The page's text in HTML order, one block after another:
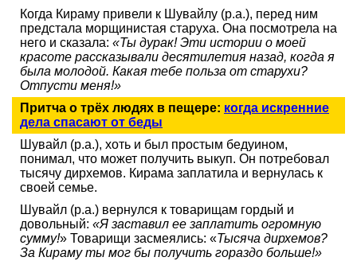
Когда Кираму привели к Шувайлу (р.а.), перед ним
предстала морщинистая старуха. Она посмотрела на
него и сказала: «Ты дурак! Эти истории о моей
красоте рассказывали десятилетия назад, когда я
была молодой. Какая тебе польза от старухи?
Отпусти меня!»
Притча о трёх людях в пещере: когда искренние
дела спасают от беды
Шувайл (р.а.), хоть и был простым бедуином,
понимал, что может получить выкуп. Он потребовал
тысячу дирхемов. Кирама заплатила и вернулась к
своей семье.
Шувайл (р.а.) вернулся к товарищам гордый и
довольный: «Я заставил ее заплатить огромную
сумму!» Товарищи засмеялись: «Тысяча дирхемов?
За Кираму ты мог бы получить гораздо больше!»